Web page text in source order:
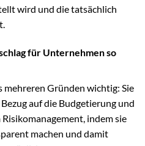
wird und die tatsächlich
für Unternehmen so
mehreren Gründen wichtig: Sie
auf die Budgetierung und
indem sie
machen und damit